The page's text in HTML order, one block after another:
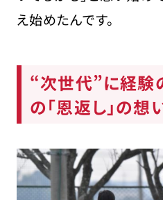
え始めたんです。
“次世代”に経験
の「恩返し」の想